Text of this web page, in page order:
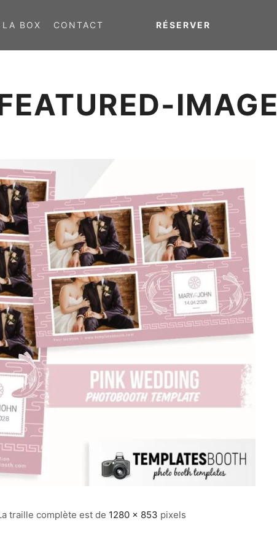
LA BOX CONTACT RÉSERVER
IMAGE
traille complète est de 1280 × 853 pixels